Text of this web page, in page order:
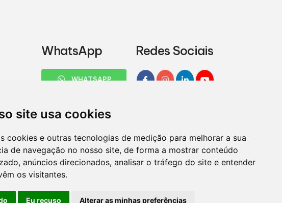
site usa cookies
cookies e outras tecnologias de medição para melhorar a sua
de navegação no nosso site, de forma a mostrar conteúdo
anúncios direcionados, analisar o tráfego do site e entender
os visitantes.
Eu recuso Alterar as minhas preferências
WhatsApp
WHATSAPP
Redes Sociais